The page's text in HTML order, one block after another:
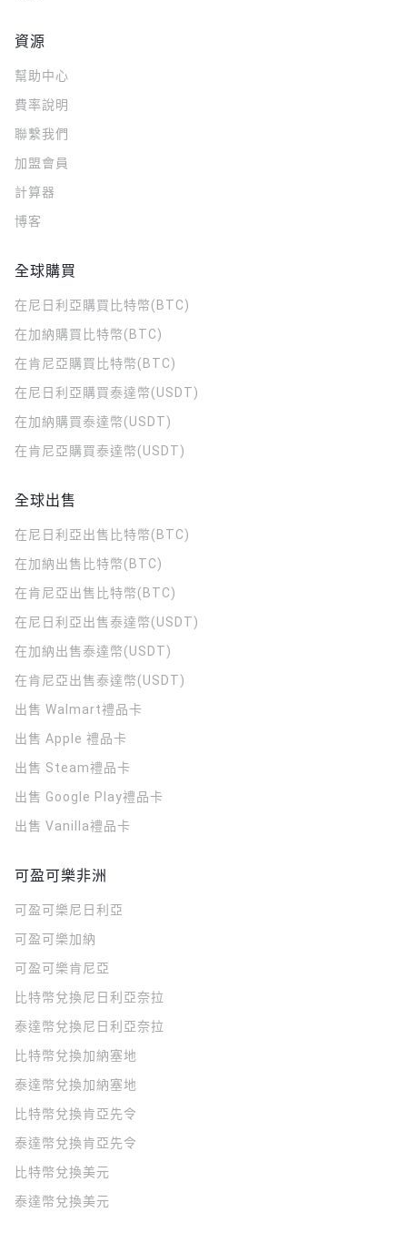
資源
幫助中心
費率說明
聯繫我們
加盟會員
計算器
博客
全球購買
在尼日利亞購買比特幣(BTC)
在加納購買比特幣(BTC)
在肯尼亞購買比特幣(BTC)
在尼日利亞購買泰達幣(USDT)
在加納購買泰達幣(USDT)
在肯尼亞購買泰達幣(USDT)
全球出售
在尼日利亞出售比特幣(BTC)
在加納出售比特幣(BTC)
在肯尼亞出售比特幣(BTC)
在尼日利亞出售泰達幣(USDT)
在加納出售泰達幣(USDT)
在肯尼亞出售泰達幣(USDT)
出售 Walmart禮品卡
出售 Apple 禮品卡
出售 Steam禮品卡
出售 Google Play禮品卡
出售 Vanilla禮品卡
可盈可樂非洲
可盈可樂 尼日利亞
可盈可樂加納
可盈可樂肯尼亞
比特幣兌換尼日利亞奈拉
泰達幣兌換尼日利亞奈拉
比特幣兌換加納塞地
泰達幣兌換加納塞地
比特幣兌換肯亞先令
泰達幣兌換肯亞先令
比特幣兌換美元
泰達幣兌換美元